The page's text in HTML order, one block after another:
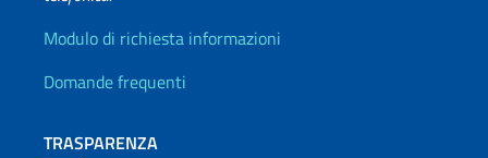
Info utili
Modulo di richiesta informazioni
Domande frequenti
TRASPARENZA